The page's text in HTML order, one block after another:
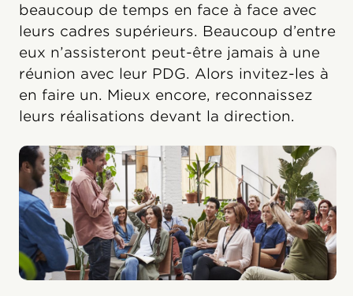
beaucoup de temps en face à face avec
leurs cadres supérieurs. Beaucoup d’entre
eux n’assisteront peut-être jamais à une
réunion avec leur PDG. Alors invitez-les à
en faire un. Mieux encore, reconnaissez
leurs réalisations devant la direction.